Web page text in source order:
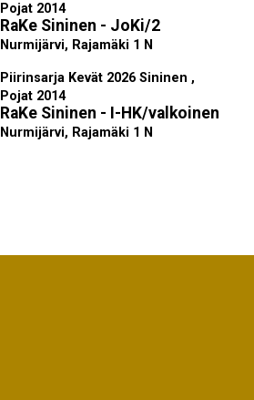
Pojat 2014
RaKe Sininen - JoKi/2
Nurmijärvi, Rajamäki 1 N
Piirinsarja Kevät 2026 Sininen ,
Pojat 2014
RaKe Sininen - I-HK/valkoinen
Nurmijärvi, Rajamäki 1 N